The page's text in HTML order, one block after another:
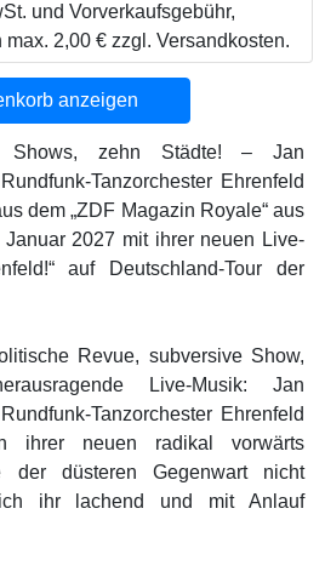
und Vorverkaufsgebühr,
2,00 € zzgl. Versandkosten.
anzeigen
Shows, zehn Städte! – Jan
Tanzorchester Ehrenfeld
dem „ZDF Magazin Royale“ aus
2027 mit ihrer neuen Live-
auf Deutschland-Tour der
Revue, subversive Show,
Live-Musik: Jan
Tanzorchester Ehrenfeld
ihrer neuen radikal vorwärts
der düsteren Gegenwart nicht
ihr lachend und mit Anlauf